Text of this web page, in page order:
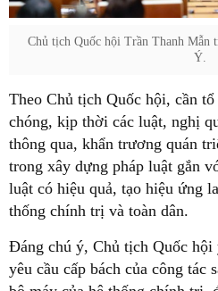
Chủ tịch Quốc hội Trần Thanh
Ý.
Theo Chủ tịch Quốc hội, cần
chóng, kịp thời các luật, nghị
thông qua, khẩn trương quán
trong xây dựng pháp luật gắn
luật có hiệu quả, tạo hiệu ứng
thống chính trị và toàn dân.
Đáng chú ý, Chủ tịch Quốc hội
yêu cầu cấp bách của công tác